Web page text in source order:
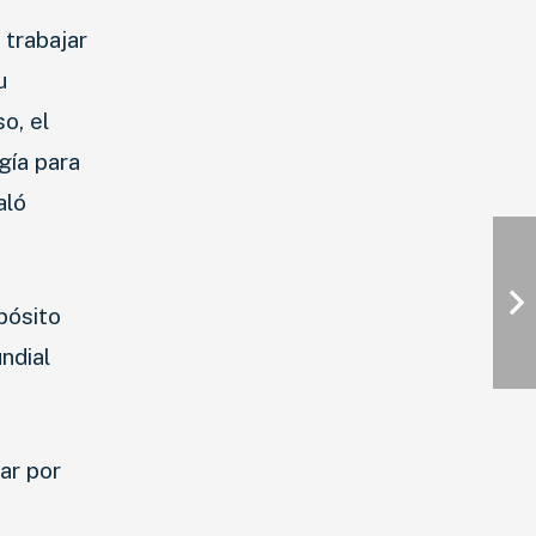
trabajar
el
para
por